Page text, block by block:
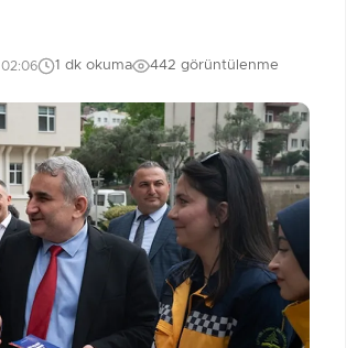
1 dk okuma 442 görüntülenme